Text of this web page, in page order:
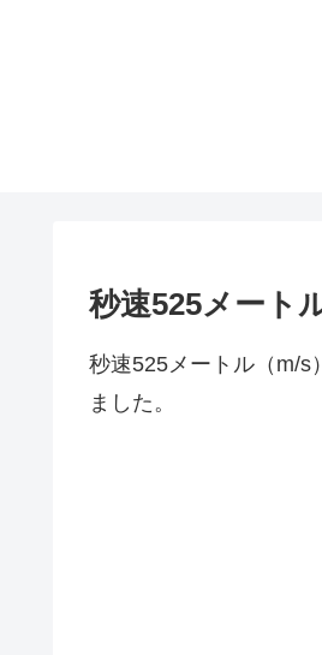
秒速525メート
秒速525メートル（m/s
ました。